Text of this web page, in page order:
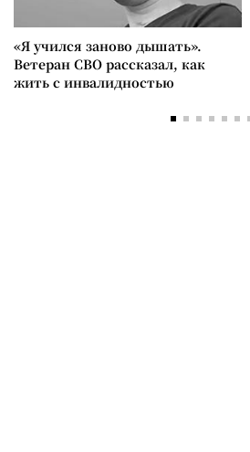
«Я учился заново дышать».
Ветеран СВО рассказал, как
жить с инвалидностью